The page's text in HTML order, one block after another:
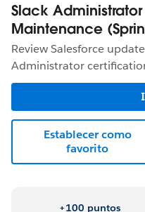
Slack
Maintenance
Review Salesforce
Administrator
Establecer como
favorito
+100 puntos